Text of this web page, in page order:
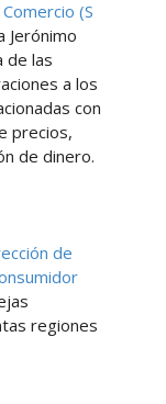
(S​
Jerónimo
de las
a los
con
precios,
de dinero.
de
regiones